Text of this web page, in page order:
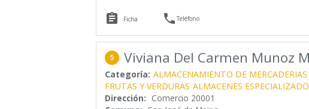
 Ficha Teléfono
5 Viviana Del Carmen Munoz
Categoría: ALMACENAMIENTO DE MERCADERIAS
FRUTAS Y VERDURAS ALMACENES
Dirección: Comercio 20001